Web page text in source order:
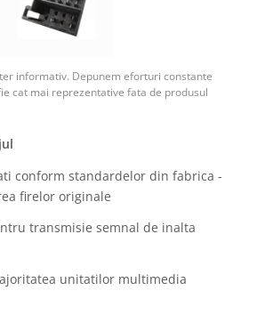
informativ. Depunem eforturi constante
cat mai reprezentative fata de produsul
conform standardelor din fabrica -
firelor originale
transmisie semnal de inalta
unitatilor multimedia